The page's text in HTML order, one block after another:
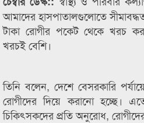
আমাদের হাসপাতালগুলোতে
টাকা রোগীর পকেট থেকে খরচ
খরচই বেশি।
তিনি বলেন, দেশে বেসরকারি
রোগীদের দিয়ে করানো হচ্ছে।
চিকিৎসকদের প্রতি অনুরোধ,